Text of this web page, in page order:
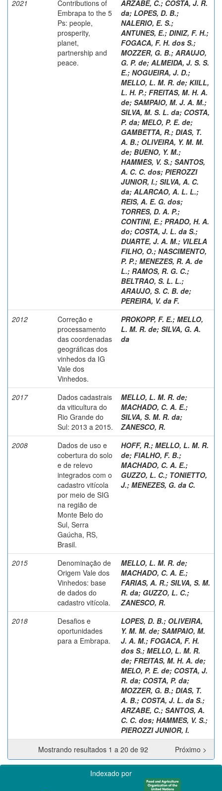
2021
Contributions of
Embrapa to the 5
Ps: people,
prosperity,
planet,
partnership and
peace.
ARZABE, C.; COSTA, J. R.
da; LOPES, D. B.;
NALERIO, E. S.;
ANTUNES, E.; DINIZ, F. H.;
FOGACA, F. H. dos S.;
MOZZER, G. B.; ARAUJO,
G. P. de; ALMEIDA, J. S. S.
E.; NOGUEIRA, J. D.;
MELLO, L. M. R. de; KIILL,
L. H. P.; FREITAS, M. H. A.
de; SAMPAIO, M. J. A. M.;
SILVA, M. S. L. da; COSTA,
P. da; MELO, P. E. de;
GAMBETTA, R.; DIAS, T.
A. B.; OLIVEIRA, Y. M. M.
de; BUENO, Y. M.;
HAMMES, V. S.; SANTOS,
A. C. C. dos; PIEROZZI
JUNIOR, I.; SILVA, A. C.
da; ALARCAO, A. L. L.;
REIS, A. E. G. dos;
TORRES, D. A. P.;
CONTINI, E.; PRADO, H. A.
do; COSTA, J. L. da S.;
DUARTE, J. A. M.; VILELA
FILHO, O.; NASCIMENTO,
P. P.; MENEZES, R. A. de
L.; RAMOS, R. G. C.;
BELTRAO, S. L. L.;
ARAUJO, S. C. B. de;
PEREIRA, V. da F.
2012
Correção e
processamento
das coordenadas
geográficas dos
vinhedos da IG
Vale dos
Vinhedos.
PROKOPP, F. E.; MELLO,
L. M. R. de; SILVA, G. A.
da
2017
Dados cadastrais
da viticultura do
Rio Grande do
Sul: 2013 a 2015.
MELLO, L. M. R. de;
MACHADO, C. A. E.;
SILVA, S. M. R. da;
ZANESCO, R.
2008
Dados de uso e
cobertura do solo
e de relevo
integrados com o
cadastro vitícola
por meio de SIG
na região de
Monte Belo do
Sul, Serra
Gaúcha, RS,
Brasil.
HOFF, R.; MELLO, L. M. R.
de; FIALHO, F. B.;
MACHADO, C. A. E.;
GUZZO, L. C.; TONIETTO,
J.; MENEZES, G. da C.
2015
Denominação de
Origem Vale dos
Vinhedos: base
de dados do
cadastro vitícola.
MELLO, L. M. R. de;
MACHADO, C. A. E.;
FARIAS, A. R.; SILVA, S. M.
R. da; GUZZO, L. C.;
ZANESCO, R.
2018
Desafios e
oportunidades
para a Embrapa.
LOPES, D. B.; OLIVEIRA,
Y. M. M. de; SAMPAIO, M.
J. A. M.; FOGACA, F. H.
dos S.; MELLO, L. M. R.
de; FREITAS, M. H. A. de;
MELO, P. E. de; COSTA, J.
R. da; COSTA, P. da;
MOZZER, G. B.; DIAS, T.
A. B.; COSTA, J. L. da S.;
ARZABE, C.; SANTOS, A.
C. C. dos; HAMMES, V. S.;
PIEROZZI JUNIOR, I.
Mostrando resultados 1 a 20 de 92
Próximo >
Indexado por